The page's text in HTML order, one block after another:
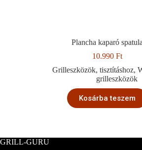
Plancha kaparó spatula
10.990 Ft
Grilleszközök,tisztításhoz,
grilleszközök
Kosárba teszem
GRILL-GURU